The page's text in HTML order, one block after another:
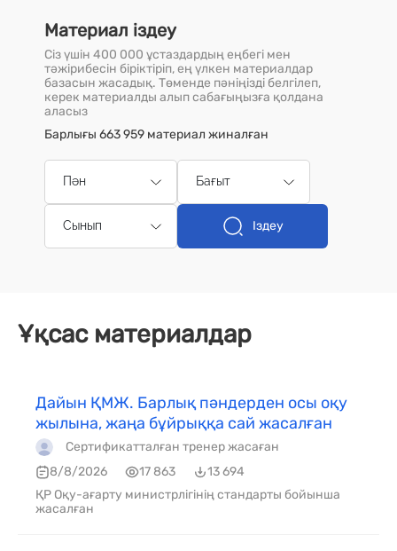
Материал іздеу
Сіз үшін 400 000 ұстаздардың еңбегі мен
тәжірибесін біріктіріп, ең үлкен материалдар
базасын жасадық. Төменде пәніңізді белгілеп,
керек материалды алып сабағыңызға қолдана
аласыз
Барлығы 663 959 материал жиналған
Пән Бағыт
Сынып Іздеу
Ұқсас материалдар
Дайын ҚМЖ. Барлық пәндерден осы оқу
жылына, жаңа бұйрыққа сай жасалған
Сертификатталған тренер жасаған
8/8/2026
17 863
13 694
ҚР Оқу-ағарту министрлігінің стандарты бойынша
жасалған